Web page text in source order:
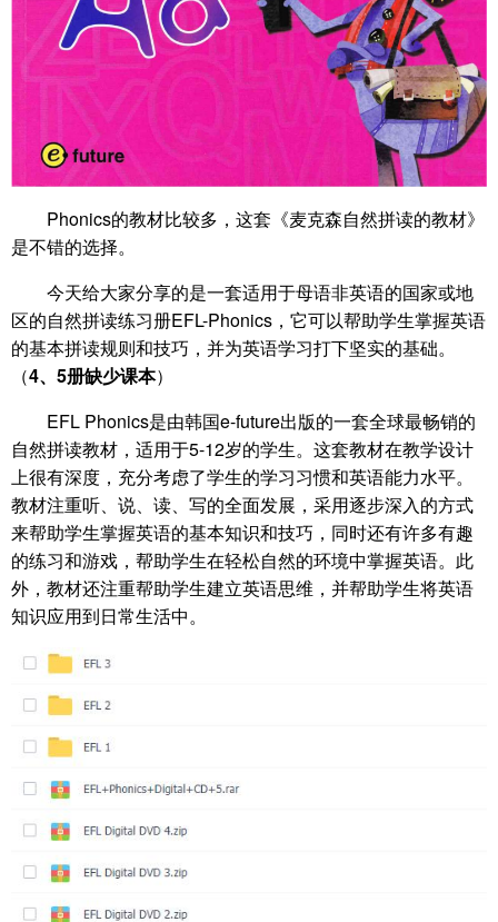
Phonics的教材比较多，这套《麦克森自然拼读的教材》
是不错的选择。
今天给大家分享的是一套适用于母语非英语的国家或地
区的自然拼读练习册EFL-Phonics，它可以帮助学生掌握英语
的基本拼读规则和技巧，并为英语学习打下坚实的基础。
（4、5册缺少课本）
EFL Phonics是由韩国e-future出版的一套全球最畅销的
自然拼读教材，适用于5-12岁的学生。这套教材在教学设计
上很有深度，充分考虑了学生的学习习惯和英语能力水平。
教材注重听、说、读、写的全面发展，采用逐步深入的方式
来帮助学生掌握英语的基本知识和技巧，同时还有许多有趣
的练习和游戏，帮助学生在轻松自然的环境中掌握英语。此
外，教材还注重帮助学生建立英语思维，并帮助学生将英语
知识应用到日常生活中。